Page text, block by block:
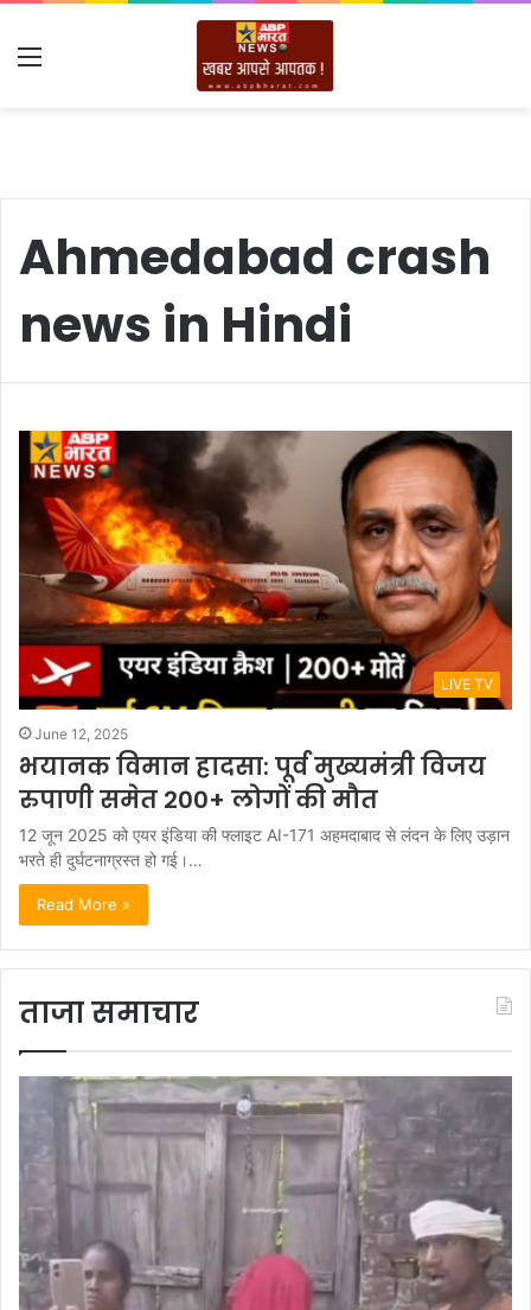
Menu
Ahmedabad crash
news in Hindi
LIVE TV
June 12, 2025
भयानक विमान हादसा: पूर्व मुख्यमंत्री विजय
रुपाणी समेत 200+ लोगों की मौत
12 जून 2025 को एयर इंडिया की फ्लाइट AI-171 अहमदाबाद से लंदन के लिए उड़ान
भरते ही दुर्घटनाग्रस्त हो गई।…
Read More »
ताजा समाचार